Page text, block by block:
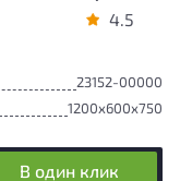
4.5
23152-00000
1200x600x750
В один клик